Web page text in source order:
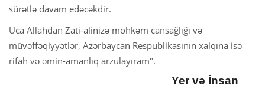
sürətlə davam edəcəkdir.
Uca Allahdan Zati-alinizə möhkəm cansağlığı və
müvəffəqiyyətlər, Azərbaycan Respublikasının xalqına isə
rifah və əmin-amanlıq arzulayıram".
Yer və İnsan